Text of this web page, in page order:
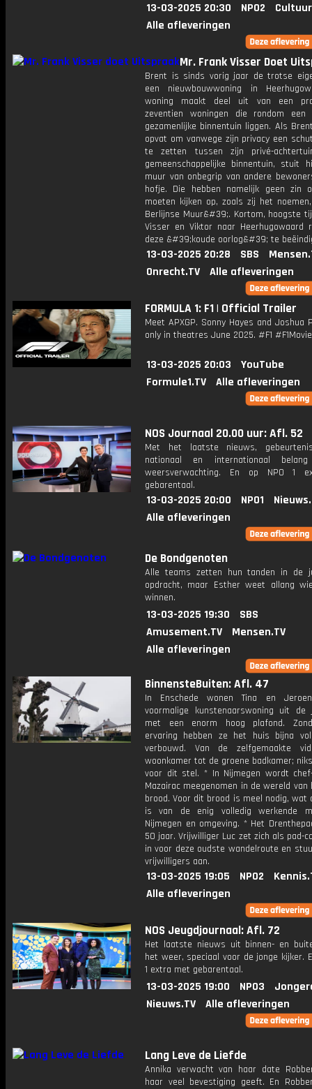
13-03-2025 20:30 NPO2
Alle afleveringen
Mr. Frank Visser Doet
Brent is sinds vorig jaar de trotse
een nieuwbouwwoning in
woning maakt deel uit van een
zeventien woningen die rondom een
gezamenlijke binnentuin liggen. Als
opvat om vanwege zijn privacy een
te zetten tussen zijn privé-
gemeenschappelijke binnentuin, stuit
muur van onbegrip van andere
hofje. Die hebben namelijk geen zin
moeten kijken op, zoals zij het
Berlijnse Muur&#39;. Kortom, hoogste
Visser en Viktor naar Heerhugowaard
deze &#39;koude oorlog&#39; te
13-03-2025 20:28 SBS
Onrecht.TV
Alle afleveringen
FORMULA 1: F1 | Official Trailer
Meet APXGP. Sonny Hayes and Joshua
only in theatres June 2025. #F1 #F1Movie
13-03-2025 20:03
YouTube
Formule1.TV
Alle afleveringen
NOS Journaal 20.00 uur: Afl. 52
Met het laatste nieuws,
nationaal en internationaal
weersverwachting. En op NPO 1
gebarentaal.
13-03-2025 20:00 NPO1
Alle afleveringen
De Bondgenoten
Alle teams zetten hun tanden in de
opdracht, maar Esther weet allang
winnen.
13-03-2025 19:30
SBS
Amusement.TV
Mensen.TV
Alle afleveringen
BinnensteBuiten: Afl. 47
In Enschede wonen Tina en
voormalige kunstenaarswoning uit de
met een enorm hoog plafond.
ervaring hebben ze het huis bijna
verbouwd. Van de zelfgemaakte
woonkamer tot de groene badkamer;
voor dit stel. * In Nijmegen wordt
Mazairac meegenomen in de wereld van
brood. Voor dit brood is meel nodig, wat
is van de enig volledig werkende
Nijmegen en omgeving. * Het
50 jaar. Vrijwilliger Luc zet zich als pad-
in voor deze oudste wandelroute en
vrijwilligers aan.
13-03-2025 19:05 NPO2
Alle afleveringen
NOS Jeugdjournaal: Afl. 72
Het laatste nieuws uit binnen- en
het weer, speciaal voor de jonge kijker.
1 extra met gebarentaal.
13-03-2025 19:00 NPO3
Nieuws.TV
Alle afleveringen
Lang Leve de Liefde
Annika verwacht van haar date
haar veel bevestiging geeft. En